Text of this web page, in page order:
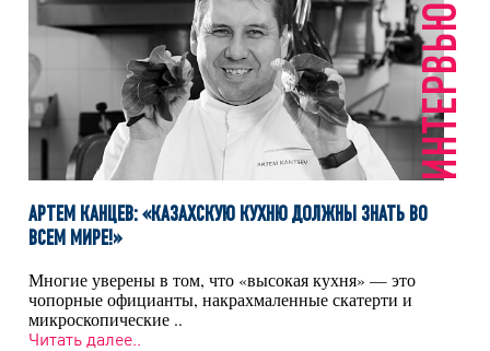
АРТЕМ КАНЦЕВ: «КАЗАХСКУЮ КУХНЮ ДОЛЖНЫ ЗНАТЬ ВО
ВСЕМ МИРЕ!»
Многие уверены в том, что «высокая кухня» — это
чопорные официанты, накрахмаленные скатерти и
микроскопические ..
Читать далее..
ИНТЕРВЬЮ